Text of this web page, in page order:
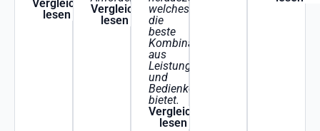
Vergleich
lesen
Vergleich
lesen
welches
die
beste
Kombination
aus
Leistung
und
Bedienkomfort
bietet.
Vergleich
lesen